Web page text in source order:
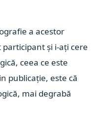
a acestor
și i-ați cere
ceea ce este
publicație, este că
mai degrabă